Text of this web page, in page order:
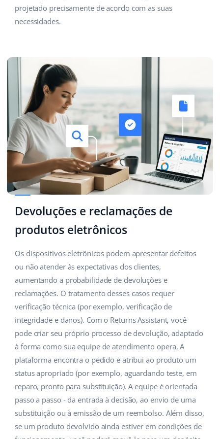
projetado precisamente de acordo com as suas
necessidades.
Devoluções e reclamações de
produtos eletrônicos
Os dispositivos eletrônicos podem apresentar defeitos
ou não atender às expectativas dos clientes,
aumentando a probabilidade de devoluções e
reclamações. O tratamento desses casos requer
verificação técnica (por exemplo, verificação de
integridade e danos). Com o Returns Assistant, você
pode criar seu próprio processo de devolução, adaptado
à forma como sua equipe de atendimento opera. A
plataforma encontra o pedido e atribui ao produto um
status apropriado (por exemplo, aguardando teste, em
reparo, pronto para substituição). A equipe é orientada
passo a passo - da entrada à decisão, ao envio de uma
substituição ou à emissão de um reembolso. Além disso,
se um produto devolvido ainda estiver em condições de